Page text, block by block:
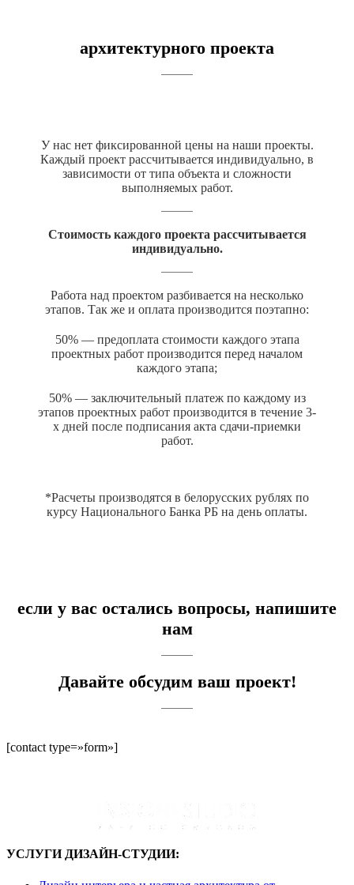
архитектурного проекта
У нас нет фиксированной цены на наши проекты.
Каждый проект рассчитывается индивидуально, в
зависимости от типа объекта и сложности
выполняемых работ.
Стоимость каждого проекта рассчитывается
индивидуально.
Работа над проектом разбивается на несколько
этапов. Так же и оплата производится поэтапно:
50% — предоплата стоимости каждого этапа
проектных работ производится перед началом
каждого этапа;
50% — заключительный платеж по каждому из
этапов проектных работ производится в течение 3-
х дней после подписания акта сдачи-приемки
работ.
*Расчеты производятся в белорусских рублях по
курсу Национального Банка РБ на день оплаты.
если у вас остались вопросы, напишите
нам
Давайте обсудим ваш проект!
[contact type=»form»]
УСЛУГИ ДИЗАЙН-СТУДИИ: